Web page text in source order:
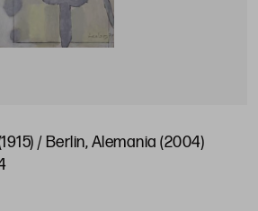
/ Berlin, Alemania (2004)